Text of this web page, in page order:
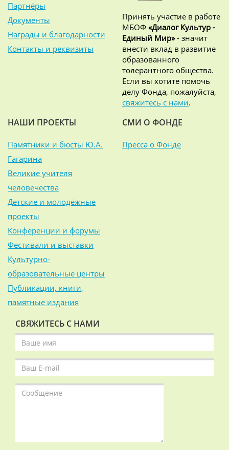
Партнёры
Документы
Награды и благодарности
Контакты и реквизиты
Принять участие в работе
МБОФ «Диалог Культур -
Единый Мир»- значит
внести вклад в развитие
образованного
толерантного общества.
Если вы хотите помочь
делу Фонда, пожалуйста,
свяжитесь с нами.
НАШИ ПРОЕКТЫ
Памятники и бюсты Ю.А.
Гагарина
Великие учителя
человечества
Детские и молодёжные
проекты
Конференции и форумы
Фестивали и выставки
Культурно-
образовательные центры
Публикации, книги,
памятные издания
СМИ О ФОНДЕ
Пресса о Фонде
СВЯЖИТЕСЬ С НАМИ